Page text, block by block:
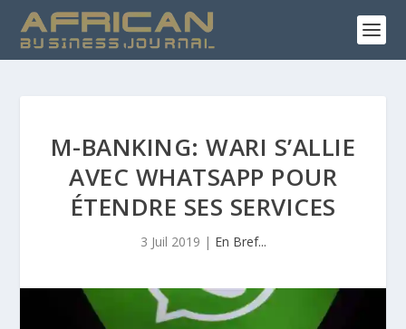
M-BANKING: WARI S’ALLIE
AVEC WHATSAPP POUR
ÉTENDRE SES SERVICES
3 Juil 2019 | En Bref...